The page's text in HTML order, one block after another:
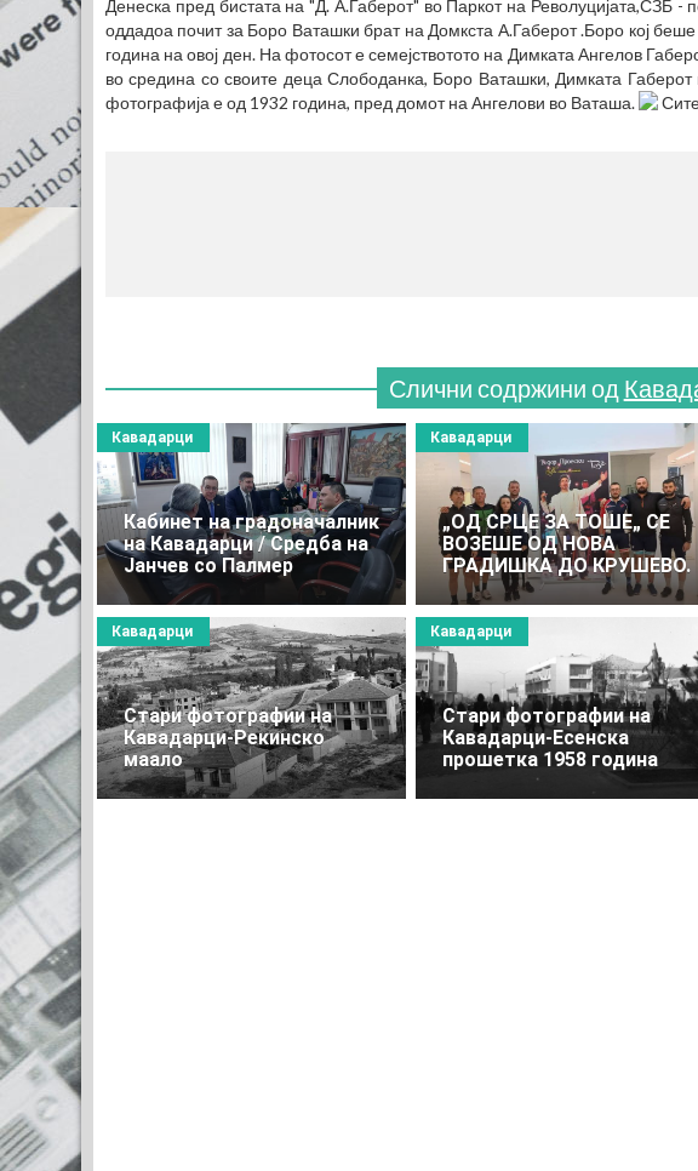
Денеска пред бистата на "Д. А.Габерот" во Паркот на Револуцијата,СЗБ -
оддадоа почит за Боро Ваташки брат на Домкста А.Габерот .Боро кој
година на овој ден. На фотосот е семејствотото на Димката Ангелов
во средина со своите деца Слободанка, Боро Ваташки, Димката Габерот
фотографија е од 1932 година, пред домот на Ангелови во Ваташа.
Слични содржини од
Кабинет на градоначалник
на Кавадарци / Средба на
Јанчев со Палмер
Кавадарци
„ОД СРЦЕ ЗА ТОШЕ„ СЕ
ВОЗЕШЕ ОД НОВА
ГРАДИШКА ДО КРУШЕВО.
Кавадарци
Стари фотографии на
Кавадарци-Рекинско
маало
Кавадарци
Стари фотографии на
Кавадарци-Есенска
прошетка 1958 година
Кавадарци